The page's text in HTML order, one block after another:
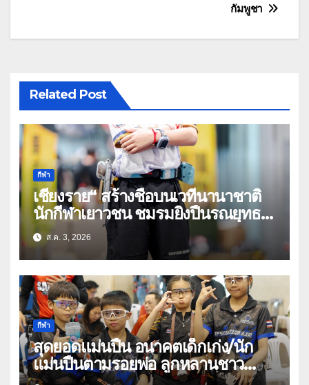
กัมพูชา
Related Post
กีฬา
เชียงราย“ สร้างชื่อบนเวทีนานาชาติ
นักกีฬาเยาวชน ชมรมยิงปืนรณยุทธ
อัดลมเบาเชียงราย คว้าหลายรางวัล
ในศึก THPSA IPSC Action Air
Level 3
ส.ค. 3, 2026
กีฬา
สุดยอดแม่นปืน อนาคตเด็กเก่ง/นัก
แม่นปืนตามรอยพ่อ ลูกหลานชาว